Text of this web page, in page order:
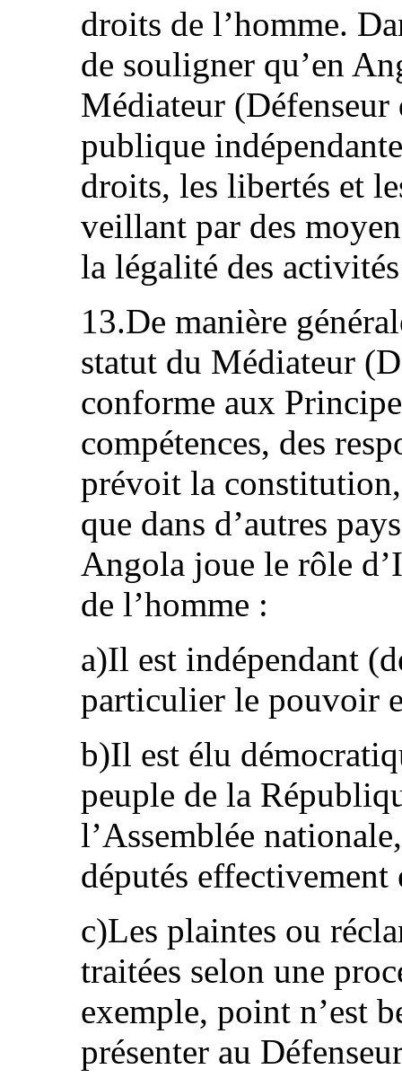
droits de l’homme.
de souligner qu’en
Médiateur (Défenseur
publique
droits, les libertés et
veillant par des
la légalité des
13.De manière
statut du Médiateur
conforme aux
compétences, des
prévoit la constitution,
que dans d’autres
Angola joue le rôle
de l’homme :
a)Il est indépendant
particulier le pouvoir
b)Il est élu
peuple de la
l’Assemblée
députés
c)Les plaintes ou
traitées selon une
exemple, point n’est
présenter au